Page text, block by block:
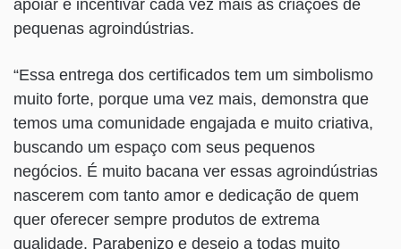
apoiar e incentivar cada vez mais as criações de
pequenas agroindústrias.
“Essa entrega dos certificados tem um simbolismo
muito forte, porque uma vez mais, demonstra que
temos uma comunidade engajada e muito criativa,
buscando um espaço com seus pequenos
negócios. É muito bacana ver essas agroindústrias
nascerem com tanto amor e dedicação de quem
quer oferecer sempre produtos de extrema
qualidade. Parabenizo e desejo a todas muito